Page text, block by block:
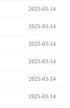
2025-03-14
2025-03-14
2025-03-14
2025-03-14
2025-03-14
2025-03-14